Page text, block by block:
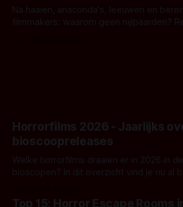
Na haaien, anaconda's, leeuwen en
filmmakers: waarom geen nijlpaarden?
Horrorfilms 2026 - Jaarlijks
bioscoopreleases
Welke horrorfilms draaien er in 2026 in
bioscopen? In dit overzicht vind je nu al
Top 15: Horror Escape Rooms